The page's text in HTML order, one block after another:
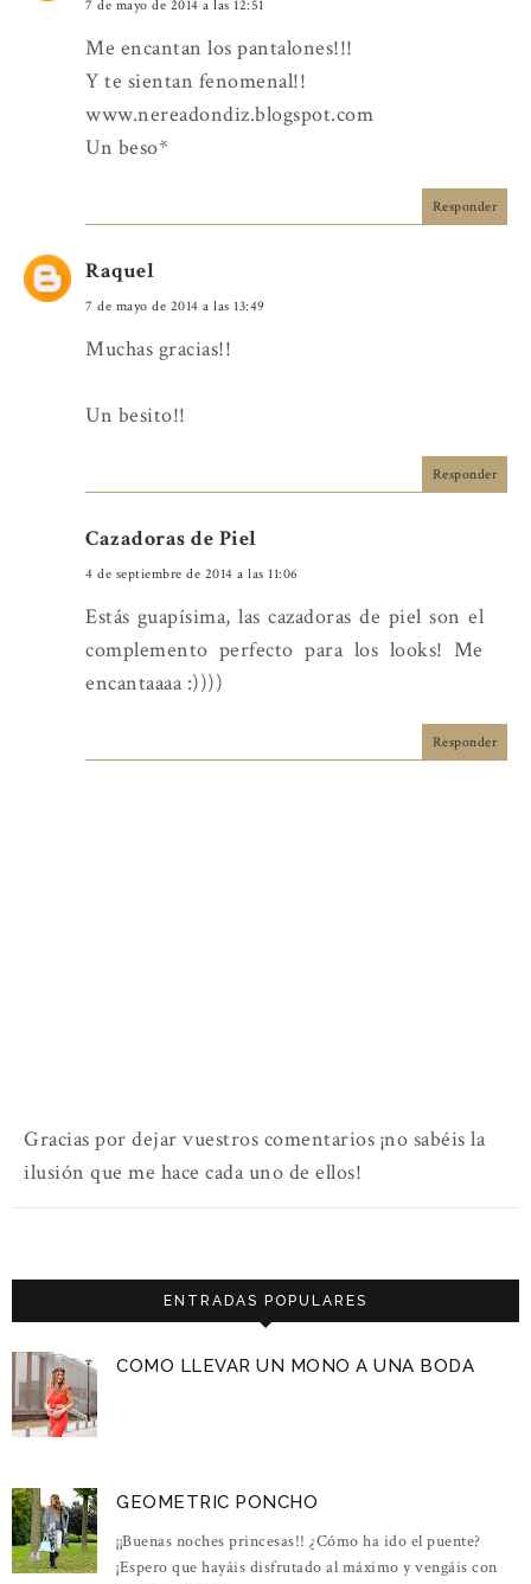
7 de mayo de 2014 a las 12:51
Me encantan los pantalones!!!
Y te sientan fenomenal!!
www.nereadondiz.blogspot.com
Un beso*
Responder
Raquel
7 de mayo de 2014 a las 13:49
Muchas gracias!!
Un besito!!
Responder
Cazadoras de Piel
4 de septiembre de 2014 a las 11:06
Estás guapísima, las cazadoras de piel son el
complemento perfecto para los looks! Me
encantaaaa :))))
Responder
Gracias por dejar vuestros comentarios ¡no sabéis la
ilusión que me hace cada uno de ellos!
ENTRADAS POPULARES
COMO LLEVAR UN MONO A UNA BODA
GEOMETRIC PONCHO
¡¡Buenas noches princesas!! ¿Cómo ha ido el puente?
¡Espero que hayáis disfrutado al máximo y vengáis con